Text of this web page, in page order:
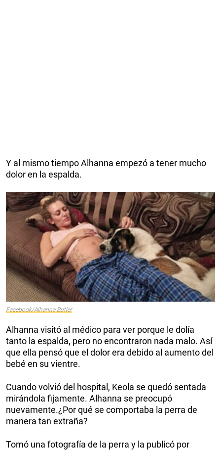
Y al mismo tiempo Alhanna empezó a tener mucho
dolor en la espalda.
Facebook/Alhanna Butler
Alhanna visitó al médico para ver porque le dolía
tanto la espalda, pero no encontraron nada malo. Así
que ella pensó que el dolor era debido al aumento del
bebé en su vientre.
Cuando volvió del hospital, Keola se quedó sentada
mirándola fijamente. Alhanna se preocupó
nuevamente.¿Por qué se comportaba la perra de
manera tan extraña?
Tomó una fotografía de la perra y la publicó por